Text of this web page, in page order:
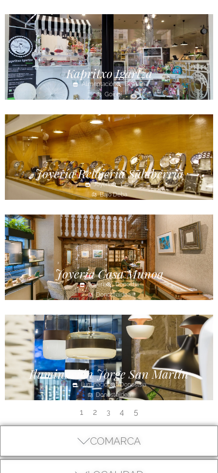
COMARCA
Kapritxo Igartza
Alimentación
Beasain
Goierri
Joyería Relojería Salaberria
Joyería
Eibar
Bajo Deba
Joyería Casa Munoa
Joyería
Donostia
Donostialdea
Iluminación Jorge San Martín
Iluminación
Donostsia
Donostialdea
1 2 3 4 5